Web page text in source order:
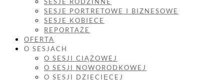
SESJE PORTRETOWE I BIZNESOWE
SESJE KOBIECE
REPORTAŻE
OFERTA
O SESJACH
O SESJI CIĄŻOWEJ
O SESJI NOWORODKOWEJ
O SESJI DZIECIĘCEJ